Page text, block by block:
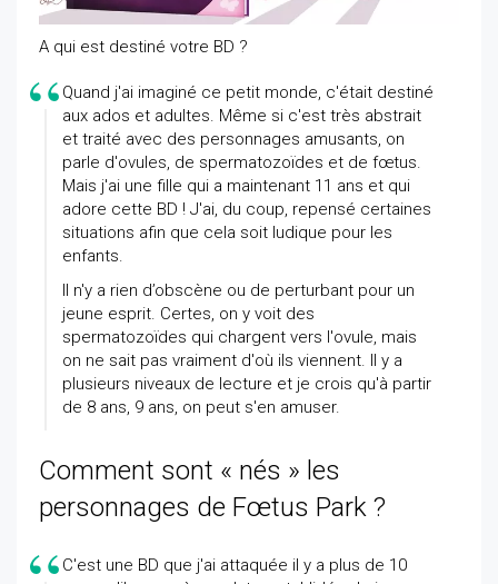
A qui est destiné votre BD ?
Quand j'ai imaginé ce petit monde, c'était destiné
aux ados et adultes. Même si c'est très abstrait
et traité avec des personnages amusants, on
parle d'ovules, de spermatozoïdes et de fœtus.
Mais j'ai une fille qui a maintenant 11 ans et qui
adore cette BD ! J'ai, du coup, repensé certaines
situations afin que cela soit ludique pour les
enfants.
Il n'y a rien d’obscène ou de perturbant pour un
jeune esprit. Certes, on y voit des
spermatozoïdes qui chargent vers l'ovule, mais
on ne sait pas vraiment d'où ils viennent. Il y a
plusieurs niveaux de lecture et je crois qu'à partir
de 8 ans, 9 ans, on peut s'en amuser.
Comment sont « nés » les
personnages de Fœtus Park ?
C'est une BD que j'ai attaquée il y a plus de 10